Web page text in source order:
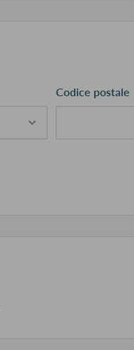
Codice postale